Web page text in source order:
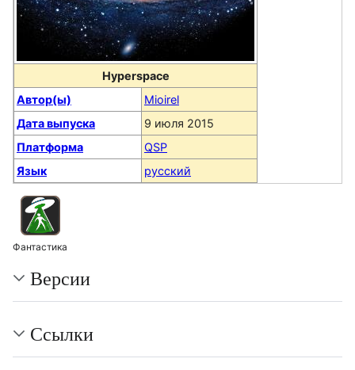
Hyperspace
Автор(ы)
Mioirel
Дата выпуска
9 июля 2015
Платформа
QSP
Язык
русский
Фантастика
Версии
Ссылки